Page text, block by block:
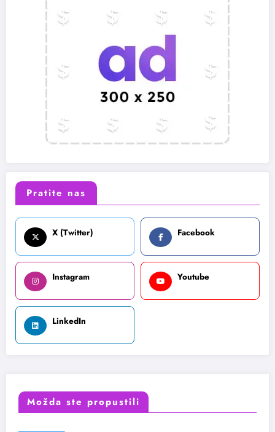
Pratite nas
X (Twitter) Facebook
Instagram Youtube
LinkedIn
Možda ste propustili